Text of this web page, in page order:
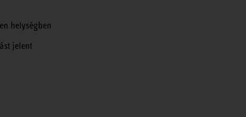
helységben
jelent